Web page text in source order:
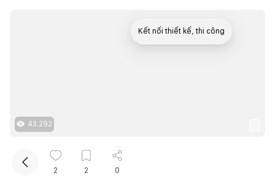
43.292
Nhà 1 tầng sân vườn ở Trà Vinh dành 450m2 cho
2 2 0
Kết nối thiết kế, thi công